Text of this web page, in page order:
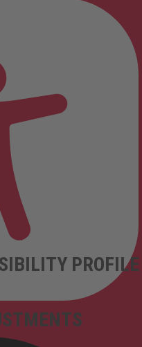
PROFILE